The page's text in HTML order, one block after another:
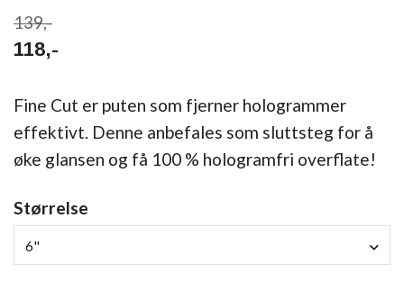
139,-
118,-
Fine Cut er puten som fjerner hologrammer
effektivt. Denne anbefales som sluttsteg for å
øke glansen og få 100 % hologramfri overflate!
Størrelse
6"